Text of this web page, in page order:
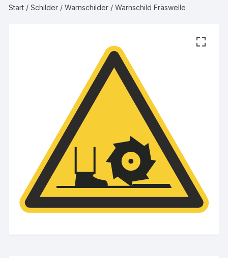
Start /Schilder /Warnschilder / Warnschild Fräswelle